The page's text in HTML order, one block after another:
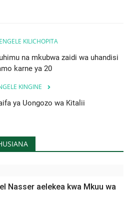
KILICHOPITA
na mkubwa zaidi wa uhandisi
karne ya 20
KINGINE
ya Uongozo wa Kitalii
Nasser aelekea kwa Mkuu wa